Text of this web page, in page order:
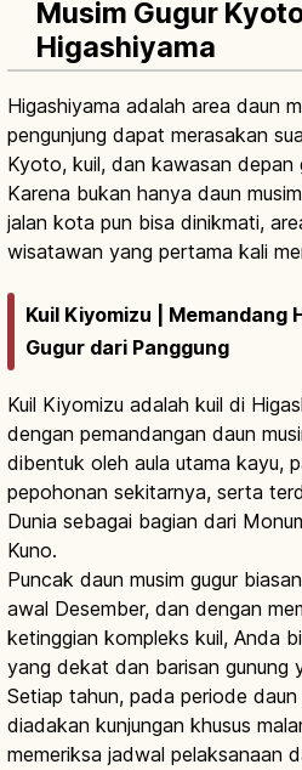
Musim Gugur
Higashiyama
Higashiyama adalah area daun
pengunjung dapat merasakan
Kyoto, kuil, dan kawasan depan
Karena bukan hanya daun
jalan kota pun bisa dinikmati,
wisatawan yang pertama kali
Kuil Kiyomizu | Memandang
Gugur dari Panggung
Kuil Kiyomizu adalah kuil di
dengan pemandangan daun
dibentuk oleh aula utama kayu,
pepohonan sekitarnya, serta
Dunia sebagai bagian dari
Kuno.
Puncak daun musim gugur
awal Desember, dan dengan
ketinggian kompleks kuil, Anda
yang dekat dan barisan gunung
Setiap tahun, pada periode daun
diadakan kunjungan khusus
memeriksa jadwal pelaksanaan